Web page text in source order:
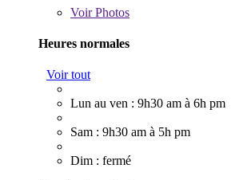
VoirPhotos
Heures normales
Voir tout
Lun au ven : 9h30 am à 6h pm
Sam : 9h30 am à 5h pm
Dim : fermé